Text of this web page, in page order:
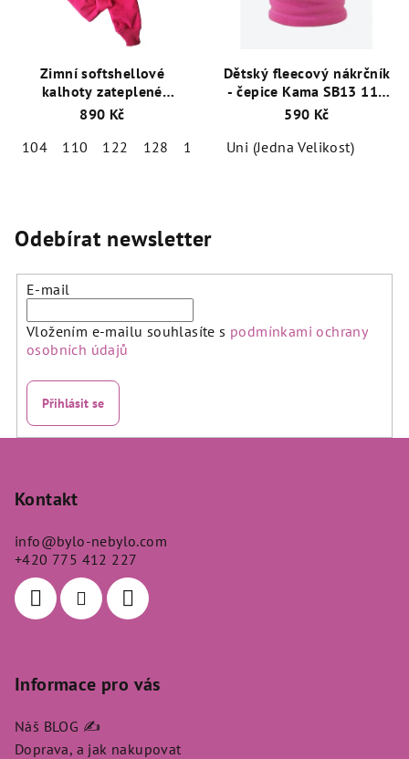
Zimní softshellové
kalhoty zateplené
beránkem UNIQUE kids
890 Kč
104
110 122 128 134 140 146
Dětský fleecový nákrčník
- čepice Kama SB13 114
Růžová
590 Kč
Uni (Jedna Velikost)
Odebírat newsletter
E-mail
Vložením e-mailu souhlasíte s podmínkami ochrany
osobních údajů
Přihlásit se
Kontakt
info@bylo-nebylo.com
+420 775 412 227
Informace pro vás
Náš BLOG ✍️
Doprava, a jak nakupovat